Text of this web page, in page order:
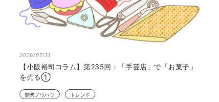
2026/07/31
【小阪裕司コラム】第235回：「手芸店」で「お菓子」
を売る①
開業ノウハウ トレンド